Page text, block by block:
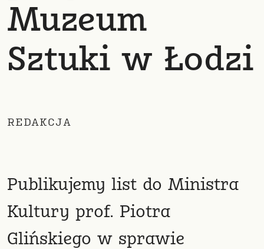
Muzeum
Sztuki w Łodzi
REDAKCJA
Publikujemy list do Ministra
Kultury prof. Piotra
Glińskiego w sprawie